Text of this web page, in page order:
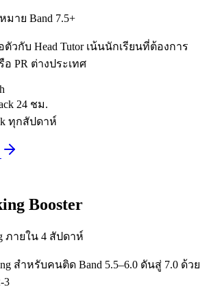
มาย Band 7.5+
วกับ Head Tutor เน้นนักเรียนที่ต้องการ
อ PR ต่างประเทศ
24 ชม.
ทุกสัปดาห์
Booster
ภายใน 4 สัปดาห์
สำหรับคนติด Band 5.5–6.0 ดันสู่ 7.0 ด้วย
3